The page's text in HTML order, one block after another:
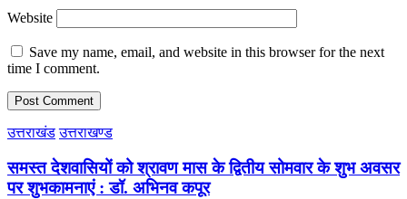
Website
Save my name, email, and website in this browser for the next
time I comment.
उत्तराखंड उत्तराखण्ड
समस्त देशवासियों को श्रावण मास के द्वितीय सोमवार के शुभ अवसर
पर शुभकामनाएं : डॉ. अभिनव कपूर